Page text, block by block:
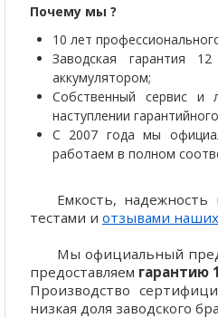
Почему мы ?
10 лет
Заводская гарантия
аккумулятором;
Собственный сервис и
наступлении
С 2007 года мы
работаем в полном
Емкость, надежность
тестами и отзывами
Мы официальный
предоставляем гарантию
Производство
низкая доля заводского